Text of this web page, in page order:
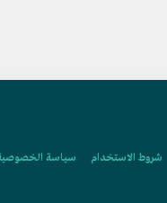
شروط الاستخدام سياسة